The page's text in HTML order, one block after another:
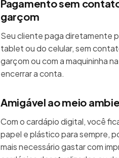
Pagamento sem
garçom
Seu cliente paga diretamente
tablet ou do celular, sem
garçom ou com a maquininha
encerrar a conta.
Amigável ao meio
Com o cardápio digital, você
papel e plástico para sempre,
mais necessário gastar com